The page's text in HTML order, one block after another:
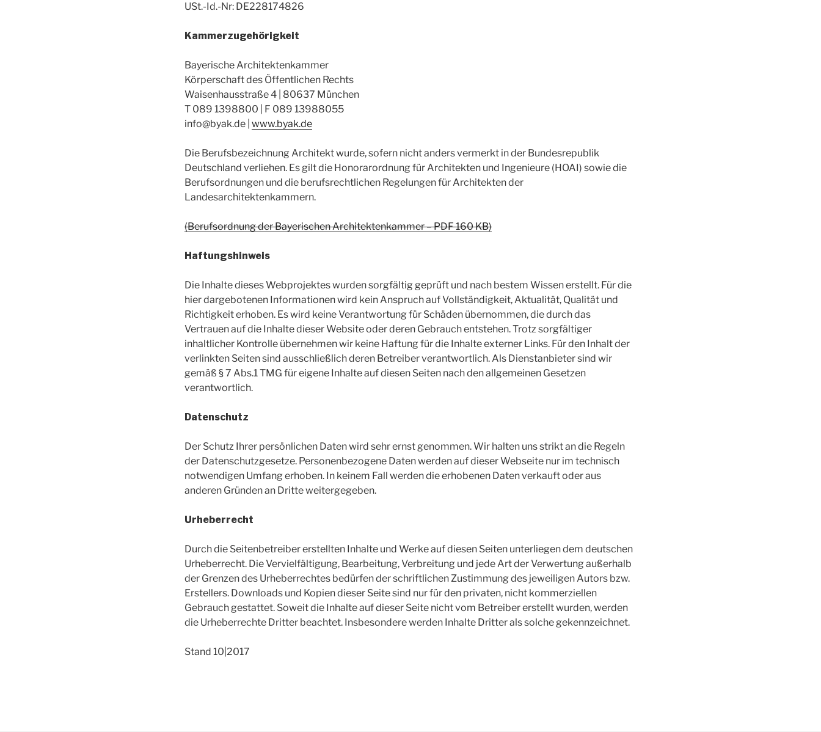
USt.-Id.-Nr: DE228174826
Kammerzugehörigkeit
Bayerische Architektenkammer
Körperschaft des Öffentlichen Rechts
Waisenhausstraße 4 | 80637 München
T 089 1398800 | F 089 13988055
info@byak.de | www.byak.de
Die Berufsbezeichnung Architekt wurde, sofern nicht anders vermerkt in der Bundesrepublik
Deutschland verliehen. Es gilt die Honorarordnung für Architekten und Ingenieure (HOAI) sowie die
Berufsordnungen und die berufsrechtlichen Regelungen für Architekten der
Landesarchitektenkammern.
(Berufsordnung der Bayerischen Architektenkammer – PDF 160 KB)
Haftungshinweis
Die Inhalte dieses Webprojektes wurden sorgfältig geprüft und nach bestem Wissen erstellt. Für die
hier dargebotenen Informationen wird kein Anspruch auf Vollständigkeit, Aktualität, Qualität und
Richtigkeit erhoben. Es wird keine Verantwortung für Schäden übernommen, die durch das
Vertrauen auf die Inhalte dieser Website oder deren Gebrauch entstehen. Trotz sorgfältiger
inhaltlicher Kontrolle übernehmen wir keine Haftung für die Inhalte externer Links. Für den Inhalt der
verlinkten Seiten sind ausschließlich deren Betreiber verantwortlich. Als Dienstanbieter sind wir
gemäß § 7 Abs.1 TMG für eigene Inhalte auf diesen Seiten nach den allgemeinen Gesetzen
verantwortlich.
Datenschutz
Der Schutz Ihrer persönlichen Daten wird sehr ernst genommen. Wir halten uns strikt an die Regeln
der Datenschutzgesetze. Personenbezogene Daten werden auf dieser Webseite nur im technisch
notwendigen Umfang erhoben. In keinem Fall werden die erhobenen Daten verkauft oder aus
anderen Gründen an Dritte weitergegeben.
Urheberrecht
Durch die Seitenbetreiber erstellten Inhalte und Werke auf diesen Seiten unterliegen dem deutschen
Urheberrecht. Die Vervielfältigung, Bearbeitung, Verbreitung und jede Art der Verwertung außerhalb
der Grenzen des Urheberrechtes bedürfen der schriftlichen Zustimmung des jeweiligen Autors bzw.
Erstellers. Downloads und Kopien dieser Seite sind nur für den privaten, nicht kommerziellen
Gebrauch gestattet. Soweit die Inhalte auf dieser Seite nicht vom Betreiber erstellt wurden, werden
die Urheberrechte Dritter beachtet. Insbesondere werden Inhalte Dritter als solche gekennzeichnet.
Stand 10|2017